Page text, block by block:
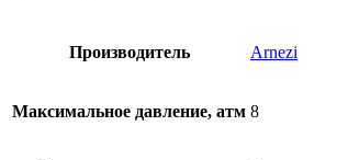
Производитель Arnezi
Максимальное давление, атм 8